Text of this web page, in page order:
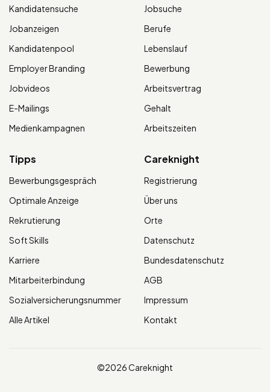
Kandidatensuche
Jobanzeigen
Kandidatenpool
Employer Branding
Jobvideos
E-Mailings
Medienkampagnen
Jobsuche
Berufe
Lebenslauf
Bewerbung
Arbeitsvertrag
Gehalt
Arbeitszeiten
Tipps
Bewerbungsgespräch
Optimale Anzeige
Rekrutierung
Soft Skills
Karriere
Mitarbeiterbindung
Sozialversicherungsnummer
Alle Artikel
Careknight
Registrierung
Über uns
Orte
Datenschutz
Bundesdatenschutz
AGB
Impressum
Kontakt
©2026 Careknight